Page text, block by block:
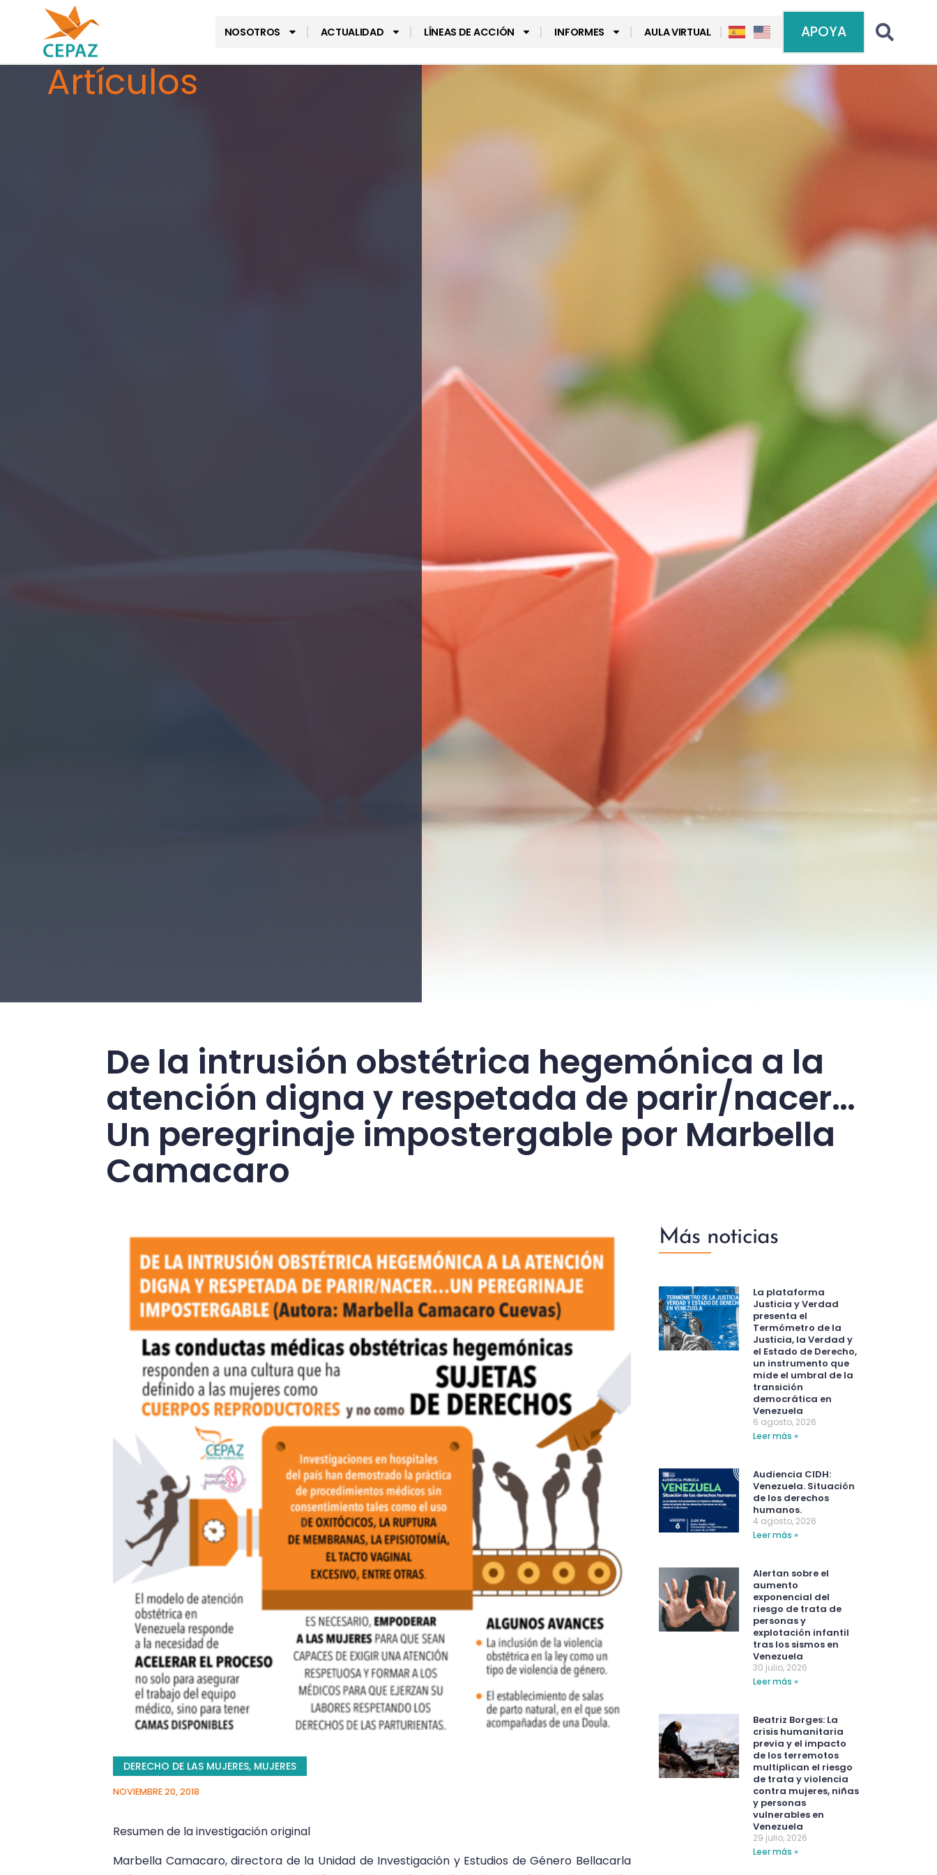
NOSOTROS ACTUALIDAD LÍNEAS DE ACCIÓN INFORMES AULA VIRTUAL APOYA
Artículos
De la intrusión obstétrica hegemónica a la
atención digna y respetada de parir/nacer…
Un peregrinaje impostergable por Marbella
Camacaro
DERECHO DE LAS MUJERES, MUJERES
NOVIEMBRE 20, 2018
Resumen de la investigación original
Marbella Camacaro, directora de la Unidad de Investigación y Estudios de Género Bellacarla
Más noticias
La plataforma
Justicia y Verdad
presenta el
Termómetro de la
Justicia, la Verdad y
el Estado de Derecho,
un instrumento que
mide el umbral de la
transición
democrática en
Venezuela
6 agosto, 2026
Leer más »
Audiencia CIDH:
Venezuela. Situación
de los derechos
humanos.
4 agosto, 2026
Leer más »
Alertan sobre el
aumento
exponencial del
riesgo de trata de
personas y
explotación infantil
tras los sismos en
Venezuela
30 julio, 2026
Leer más »
Beatriz Borges: La
crisis humanitaria
previa y el impacto
de los terremotos
multiplican el riesgo
de trata y violencia
contra mujeres, niñas
y personas
vulnerables en
Venezuela
29 julio, 2026
Leer más »